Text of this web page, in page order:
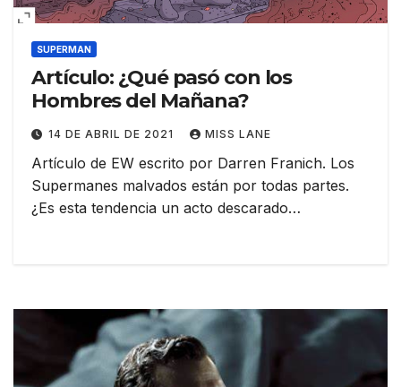
SUPERMAN
Artículo: ¿Qué pasó con los
Hombres del Mañana?
14 DE ABRIL DE 2021 MISS LANE
Artículo de EW escrito por Darren Franich. Los
Supermanes malvados están por todas partes.
¿Es esta tendencia un acto descarado…